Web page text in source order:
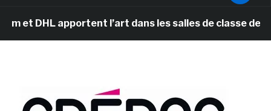
apportent l’art dans les salles de classe des